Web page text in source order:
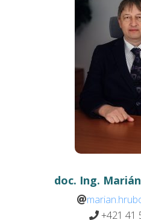
doc. Ing.
+421 41